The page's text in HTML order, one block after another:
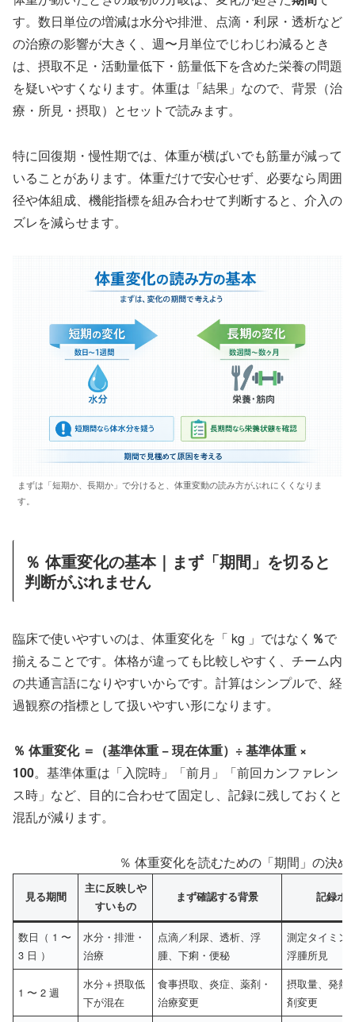
す。数日単位の増減は水分や排泄、点滴・利尿・透析など
の治療の影響が大きく、週〜月単位でじわじわ減るとき
は、摂取不足・活動量低下・筋量低下を含めた栄養の問題
を疑いやすくなります。体重は「結果」なので、背景（治
療・所見・摂取）とセットで読みます。
特に回復期・慢性期では、体重が横ばいでも筋量が減って
いることがあります。体重だけで安心せず、必要なら周囲
径や体組成、機能指標を組み合わせて判断すると、介入の
ズレを減らせます。
まずは「短期か、長期か」で分けると、体重変動の読み方がぶれにくくなりま
す。
％ 体重変化の基本｜まず「期間」を切ると
判断がぶれません
臨床で使いやすいのは、体重変化を「 kg 」ではなく ％で
揃えることです。体格が違っても比較しやすく、チーム内
の共通言語になりやすいからです。計算はシンプルで、経
過観察の指標として扱いやすい形になります。
％ 体重変化 ＝（基準体重 − 現在体重）÷ 基準体重 ×
100。基準体重は「入院時」「前月」「前回カンファレン
ス時」など、目的に合わせて固定し、記録に残しておくと
混乱が減ります。
％ 体重変化を読むための「期間」の決
見る期間
主に反映しや
すいもの
まず確認する背景 記録ポ
数日（ 1 〜
3 日 ）
水分・排泄・
治療
点滴／利尿、透析、浮
腫、下痢・便秘
測定タイミン
浮腫所見
1 〜 2 週
水分＋摂取低
下が混在
食事摂取、炎症、薬剤・
治療変更
摂取量、発熱
剤変更